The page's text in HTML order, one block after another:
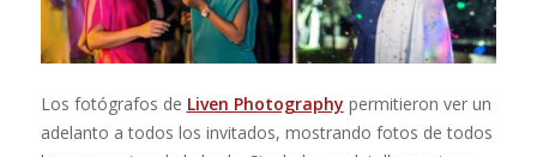
Los fotógrafos de Liven Photography permitieron ver un
adelanto a todos los invitados, mostrando fotos de todos